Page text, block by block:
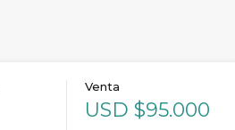
Venta
USD $95.000